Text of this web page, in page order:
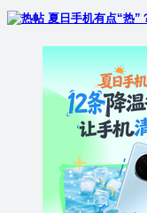
夏日手机有点“热”